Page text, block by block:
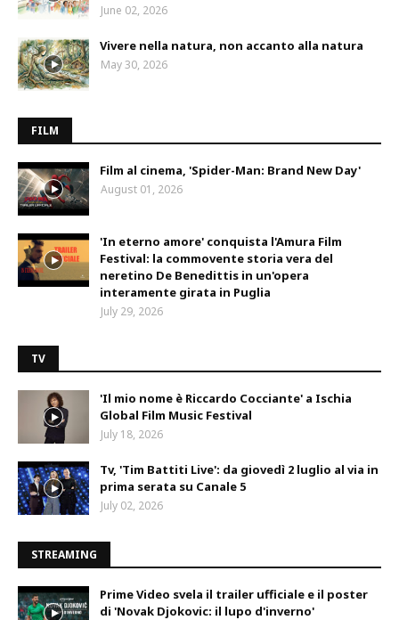
June 02, 2026
Vivere nella natura, non accanto alla natura
May 30, 2026
FILM
Film al cinema, 'Spider-Man: Brand New Day'
August 01, 2026
'In eterno amore' conquista l'Amura Film
Festival: la commovente storia vera del
neretino De Benedittis in un'opera
interamente girata in Puglia
July 29, 2026
TV
'Il mio nome è Riccardo Cocciante' a Ischia
Global Film Music Festival
July 18, 2026
Tv, 'Tim Battiti Live': da giovedì 2 luglio al via in
prima serata su Canale 5
July 02, 2026
STREAMING
Prime Video svela il trailer ufficiale e il poster
di 'Novak Djokovic: il lupo d'inverno'